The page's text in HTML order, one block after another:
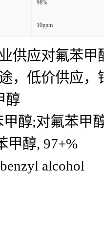
98%
10ppm
供应对氟苯
，低价供应
醇
醇;对氟苯甲
甲醇, 97+%
alcohol